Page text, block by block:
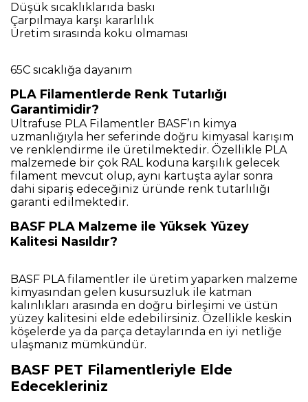
Düşük sıcaklıklarıda baskı
Çarpılmaya karşı kararlılık
Üretim sırasında koku olmaması
65C sıcaklığa dayanım
PLA Filamentlerde Renk Tutarlığı
Garantimidir?
Ultrafuse PLA Filamentler BASF’ın kimya
uzmanlığıyla her seferinde doğru kimyasal karışım
ve renklendirme ile üretilmektedir. Özellikle PLA
malzemede bir çok RAL koduna karşılık gelecek
filament mevcut olup, aynı kartuşta aylar sonra
dahi sipariş edeceğiniz üründe renk tutarlılığı
garanti edilmektedir.
BASF PLA Malzeme ile Yüksek Yüzey
Kalitesi Nasıldır?
BASF PLA filamentler ile üretim yaparken malzeme
kimyasından gelen kusursuzluk ile katman
kalınlıkları arasında en doğru birleşimi ve üstün
yüzey kalitesini elde edebilirsiniz. Özellikle keskin
köşelerde ya da parça detaylarında en iyi netliğe
ulaşmanız mümkündür.
BASF PET Filamentleriyle Elde
Edecekleriniz